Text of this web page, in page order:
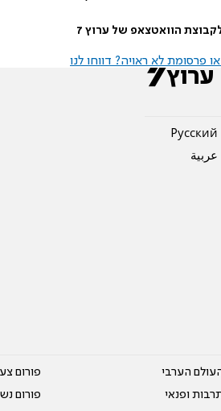
הוואטצאפ של ערוץ 7
פרסומת לא ראויה? דווחו לנו
Pусский
عربية
הערבי
ופנאי
פורום
פורום